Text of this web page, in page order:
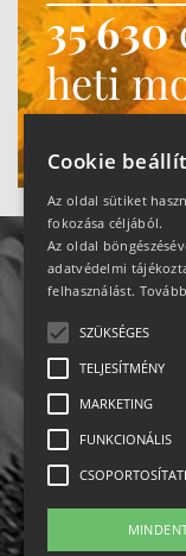
35 630
heti
Ne
Cookie
Az oldal sütiket
fokozása céljából.
Az oldal
adatvédelmi
felhasználást.
SZÜKSÉGES
TELJESÍTMÉNY
MARKETING
FUNKCIONÁLIS